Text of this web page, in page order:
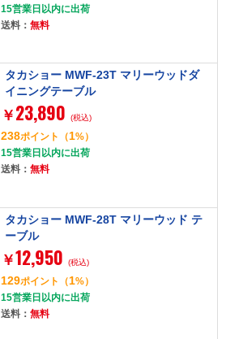
15営業日以内に出荷
送料： 無料
タカショー MWF-23T マリーウッドダ
イニングテーブル
￥ 23,890 (税込)
238ポイント （1%）
15営業日以内に出荷
送料： 無料
タカショー MWF-28T マリーウッド テ
ーブル
￥12,950 (税込)
129ポイント （1%）
15営業日以内に出荷
送料： 無料